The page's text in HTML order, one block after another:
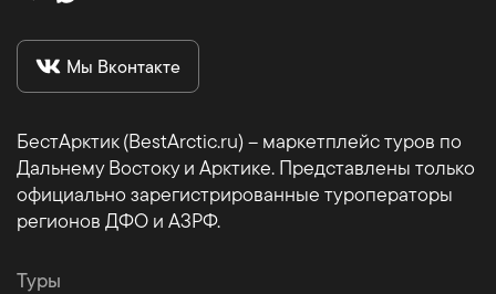
Мы Вконтакте
БестАрктик (BestArctic.ru) – маркетплейс туров по
Дальнему Востоку и Арктике. Представлены только
официально зарегистрированные туроператоры
регионов ДФО и АЗРФ.
Туры